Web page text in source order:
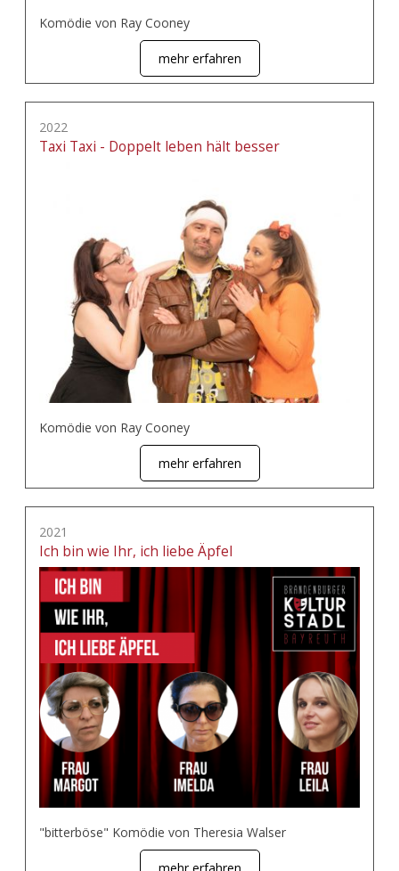
Komödie von Ray Cooney
mehr erfahren
2022
Taxi Taxi - Doppelt leben hält besser
Komödie von Ray Cooney
mehr erfahren
2021
Ich bin wie Ihr, ich liebe Äpfel
"bitterböse" Komödie von Theresia Walser